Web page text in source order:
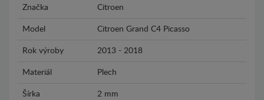
Značka Citroen
Model Citroen Grand C4 Picasso
Rok výroby 2013 - 2018
Materiál Plech
Šírka 2 mm